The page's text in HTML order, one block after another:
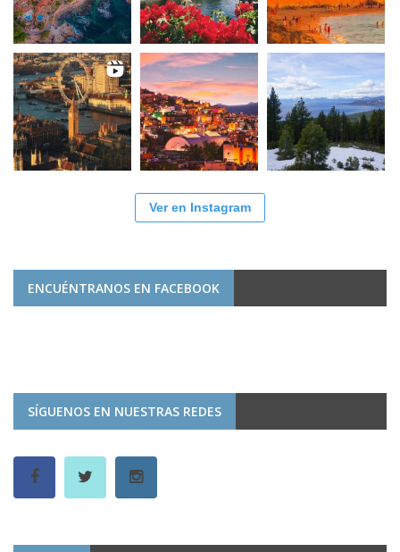
Ver en Instagram
ENCUÉNTRANOS EN FACEBOOK
SÍGUENOS EN NUESTRAS REDES